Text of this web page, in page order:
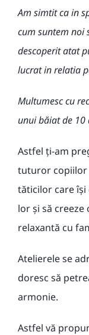
Am simtit ca in
cum suntem noi
descoperit atat
lucrat in relatia
Multumesc cu
unui băiat de 10
Astfel ți-am
tuturor copiilor
tăticilor care își
lor și să creeze
relaxantă cu
Atelierelese
doresc să
armonie.
Astfel vă